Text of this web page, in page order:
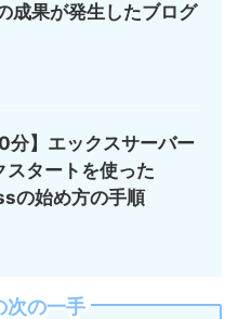
成果が発生したブログ
分】エックスサーバー
スタートを使った
の始め方の手順
次の一手